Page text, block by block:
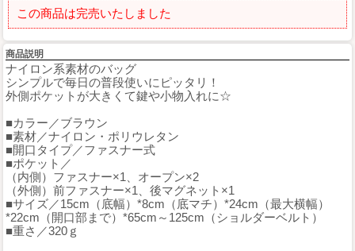
この商品は完売いたしました
商品説明
ナイロン系素材のバッグ
シンプルで毎日の普段使いにピッタリ！
外側ポケットが大きくて鍵や小物入れに☆
■カラー／ブラウン
■素材／ナイロン・ポリウレタン
■開口タイプ／ファスナー式
■ポケット／
（内側）ファスナー×1、オープン×2
（外側）前ファスナー×1、後マグネット×1
■サイズ／15cm（底幅）*8cm（底マチ）*24cm（最大横幅）
*22cm（開口部まで）*65cm～125cm（ショルダーベルト）
■重さ／320ｇ